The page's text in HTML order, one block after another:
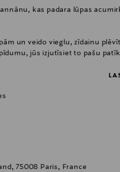
kas padara lūpas
un veido vieglu, zīdainu
jūs izjutīsiet to pašu
toņiem. Toņi ir
75008 Paris, France